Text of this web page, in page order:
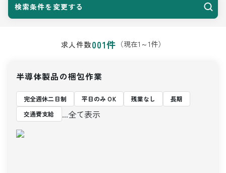
検索条件を変更する
求人件数001件 （現在1 ～1件）
半導体製品の梱包作業
完全週休二日制 平日のみ OK 残業なし
長期
交通費支給
...全て表示